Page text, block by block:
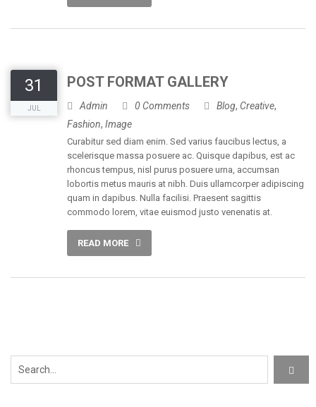
31
JUL
POST FORMAT GALLERY
Admin 0 Comments Blog, Creative,
Fashion, Image
Curabitur sed diam enim. Sed varius faucibus lectus, a
scelerisque massa posuere ac. Quisque dapibus, est ac
rhoncus tempus, nisl purus posuere urna, accumsan
lobortis metus mauris at nibh. Duis ullamcorper adipiscing
quam in dapibus. Nulla facilisi. Praesent sagittis
commodo lorem, vitae euismod justo venenatis at.
READ MORE